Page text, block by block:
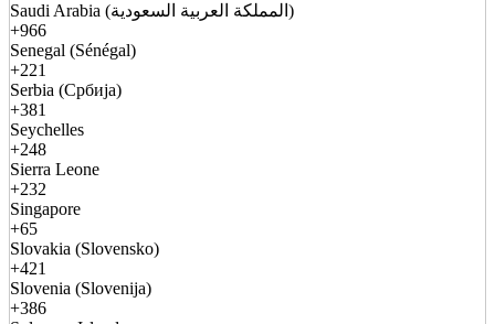
Saudi Arabia (المملكة العربية السعودية)
+966
Senegal (Sénégal)
+221
Serbia (Србија)
+381
Seychelles
+248
Sierra Leone
+232
Singapore
+65
Slovakia (Slovensko)
+421
Slovenia (Slovenija)
+386